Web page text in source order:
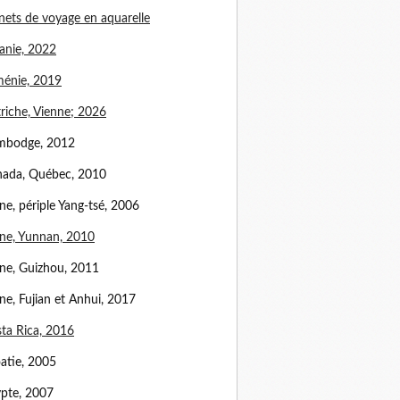
de voyage en aquarelle
2022
2019
Vienne; 2026
2012
Québec, 2010
périple Yang-tsé, 2006
Yunnan, 2010
Guizhou, 2011
Fujian et Anhui, 2017
Rica, 2016
2005
2007